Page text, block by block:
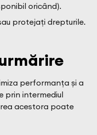
oricând).
protejați drepturile.
performanța și a
prin intermediul
acestora poate